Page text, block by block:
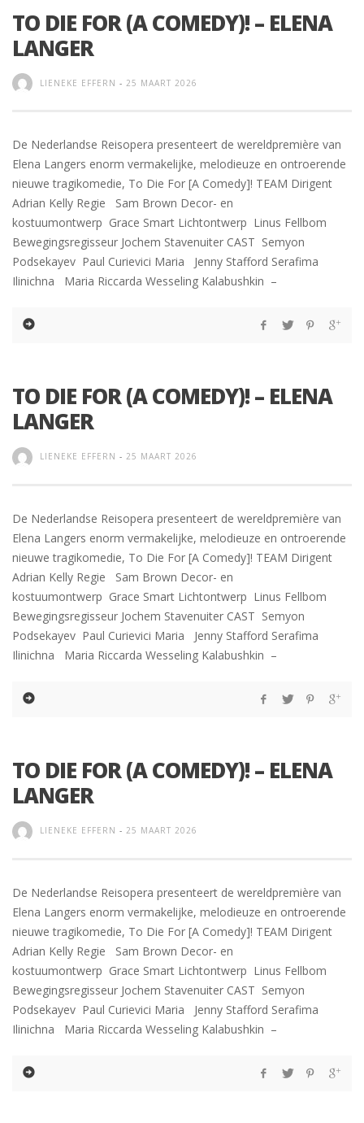
TO DIE FOR (A COMEDY)! – ELENA
LANGER
LIENEKE EFFERN - 25 MAART 2026
De Nederlandse Reisopera presenteert de wereldpremière van
Elena Langers enorm vermakelijke, melodieuze en ontroerende
nieuwe tragikomedie, To Die For [A Comedy]! TEAM Dirigent
Adrian Kelly Regie Sam Brown Decor- en
kostuumontwerp Grace Smart Lichtontwerp Linus Fellbom
Bewegingsregisseur Jochem Stavenuiter CAST Semyon
Podsekayev Paul Curievici Maria Jenny Stafford Serafima
Ilinichna Maria Riccarda Wesseling Kalabushkin –
TO DIE FOR (A COMEDY)! – ELENA
LANGER
LIENEKE EFFERN - 25 MAART 2026
De Nederlandse Reisopera presenteert de wereldpremière van
Elena Langers enorm vermakelijke, melodieuze en ontroerende
nieuwe tragikomedie, To Die For [A Comedy]! TEAM Dirigent
Adrian Kelly Regie Sam Brown Decor- en
kostuumontwerp Grace Smart Lichtontwerp Linus Fellbom
Bewegingsregisseur Jochem Stavenuiter CAST Semyon
Podsekayev Paul Curievici Maria Jenny Stafford Serafima
Ilinichna Maria Riccarda Wesseling Kalabushkin –
TO DIE FOR (A COMEDY)! – ELENA
LANGER
LIENEKE EFFERN - 25 MAART 2026
De Nederlandse Reisopera presenteert de wereldpremière van
Elena Langers enorm vermakelijke, melodieuze en ontroerende
nieuwe tragikomedie, To Die For [A Comedy]! TEAM Dirigent
Adrian Kelly Regie Sam Brown Decor- en
kostuumontwerp Grace Smart Lichtontwerp Linus Fellbom
Bewegingsregisseur Jochem Stavenuiter CAST Semyon
Podsekayev Paul Curievici Maria Jenny Stafford Serafima
Ilinichna Maria Riccarda Wesseling Kalabushkin –